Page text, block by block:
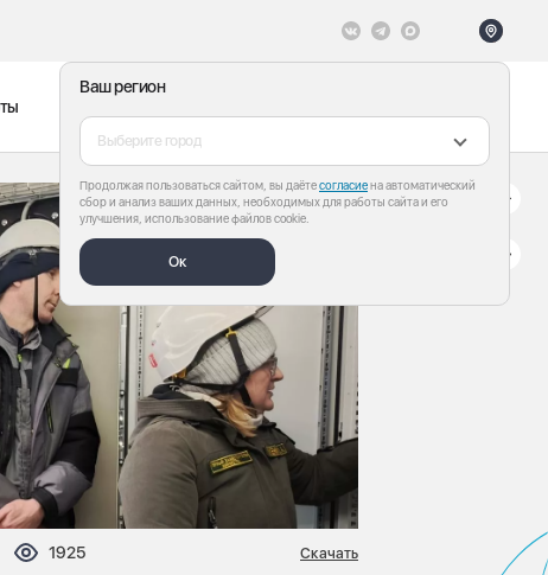
Ваш регион
Выберите город
Продолжая пользоваться сайтом, вы даётесогласиена автоматический
сбор и анализ ваших данных, необходимых для работы сайта и его
улучшения, использование файлов cookie.
Ок
Просмотров:
1925 Скачать